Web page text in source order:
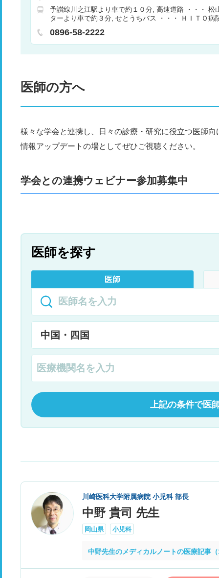
消化器科
循環器科 肛門科 緩和ケア
耳鼻咽
吸器内科
救急科
予讃線川之江駅より車で約１０分 高速道路 ・・・ 松
ターより車で約３分 せとうちバス ・・・ ＨＩＴＯ病
0896-58-2222
医師の方へ
様々な学会と連携し、日々の診療・研究に役立つ医師
情報アップデートの場としてぜひご視聴ください。
学会との連携ウェビナー参加募集中
医師を探す
医師
上記の条件で医
川崎医科大学附属病院 小児科 部長
中野 貴司 先生
岡山県 小児科
中野先生のメディカルノートの医療記事